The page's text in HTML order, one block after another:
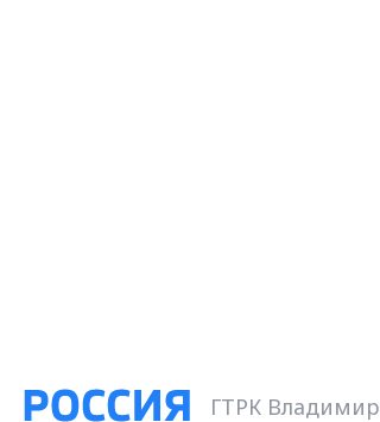
ГТРК Владимир